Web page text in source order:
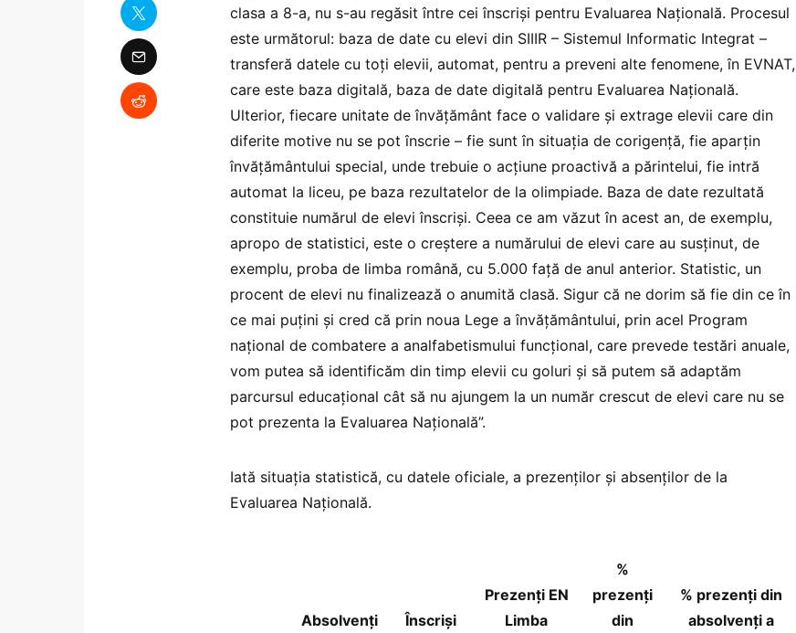
clasa a 8-a, nu s-au regăsit între cei înscriși pentru Evaluarea Națională. Procesul
este următorul: baza de date cu elevi din SIIIR – Sistemul Informatic Integrat –
transferă datele cu toți elevii, automat, pentru a preveni alte fenomene, în EVNAT,
care este baza digitală, baza de date digitală pentru Evaluarea Națională.
Ulterior, fiecare unitate de învățământ face o validare și extrage elevii care din
diferite motive nu se pot înscrie – fie sunt în situația de corigență, fie aparțin
învățământului special, unde trebuie o acțiune proactivă a părintelui, fie intră
automat la liceu, pe baza rezultatelor de la olimpiade. Baza de date rezultată
constituie numărul de elevi înscriși. Ceea ce am văzut în acest an, de exemplu,
apropo de statistici, este o creștere a numărului de elevi care au susținut, de
exemplu, proba de limba română, cu 5.000 față de anul anterior. Statistic, un
procent de elevi nu finalizează o anumită clasă. Sigur că ne dorim să fie din ce în
ce mai puțini și cred că prin noua Lege a învățământului, prin acel Program
național de combatere a analfabetismului funcțional, care prevede testări anuale,
vom putea să identificăm din timp elevii cu goluri și să putem să adaptăm
parcursul educațional cât să nu ajungem la un număr crescut de elevi care nu se
pot prezenta la Evaluarea Națională”.
Iată situația statistică, cu datele oficiale, a prezenților și absenților de la
Evaluarea Națională.
Absolvenți
Înscriși
Prezenți EN
Limba
%
prezenți
din
% prezenți din
absolvenți a